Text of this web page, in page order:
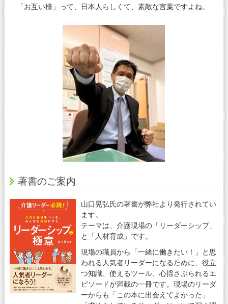
「お互い様」って、日本人らしくて、素敵な言葉ですよね。
著書のご案内
山口晃弘氏の著書が弊社より発行されてい
ます。
テーマは、介護現場の「リーダーシップ」
と「人材育成」です。
現場の職員から「一緒に働きたい！」と思
われる人気者リーダーになるために、役立
つ知識、使えるツール、心揺さぶられるエ
ピソードが満載の一冊です。現場のリーダ
ーからも「この本に出会えてよかった」